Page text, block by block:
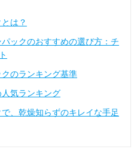
は？
ックのおすすめの選び方：チ
のランキング基準
気ランキング
、乾燥知らずのキレイな手足